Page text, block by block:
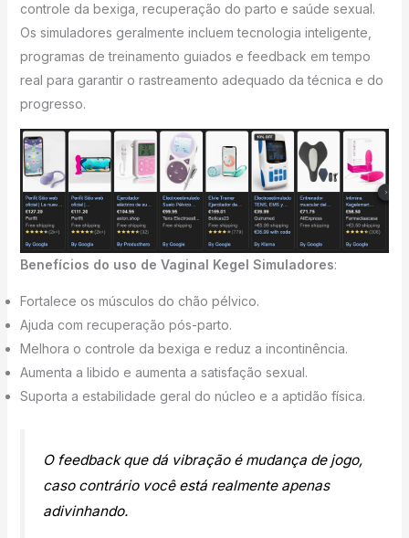
controle da bexiga, recuperação do parto e saúde sexual.
Os simuladores geralmente incluem tecnologia inteligente,
programas de treinamento guiados e feedback em tempo
real para garantir o rastreamento adequado da técnica e do
progresso.
Benefícios do uso de Vaginal Kegel Simuladores:
Fortalece os músculos do chão pélvico.
Ajuda com recuperação pós-parto.
Melhora o controle da bexiga e reduz a incontinência.
Aumenta a libido e aumenta a satisfação sexual.
Suporta a estabilidade geral do núcleo e a aptidão física.
O feedback que dá vibração é mudança de jogo,
caso contrário você está realmente apenas
adivinhando.